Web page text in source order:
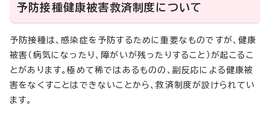
予防接種健康被害救済制度について
予防接種は、感染症を予防するために重要なものですが、健康
被害（病気になったり、障がいが残ったりすること）が起こるこ
とがあります。極めて稀ではあるものの、副反応による健康被
害をなくすことはできないことから、救済制度が設けられてい
ます。